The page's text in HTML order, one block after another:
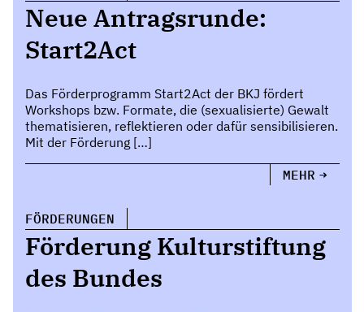
Neue Antragsrunde:
Start2Act
Das Förderprogramm Start2Act der BKJ fördert
Workshops bzw. Formate, die (sexualisierte) Gewalt
thematisieren, reflektieren oder dafür sensibilisieren.
Mit der Förderung […]
MEHR
FÖRDERUNGEN
Förderung Kulturstiftung
des Bundes